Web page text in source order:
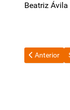
Beatriz Ávila
Artículo
Anterior